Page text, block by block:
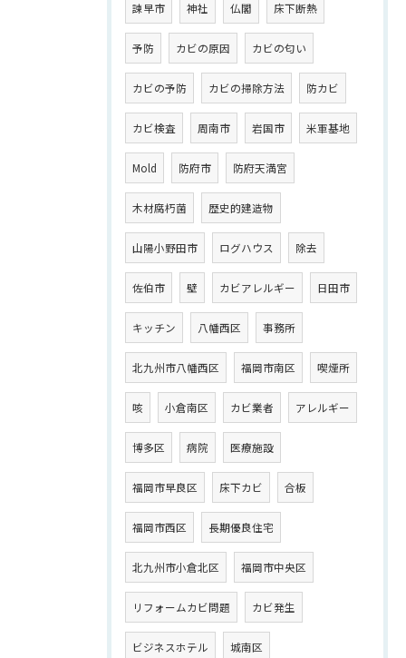
諫早市 神社 仏閣 床下断熱
予防 カビの原因 カビの匂い
カビの予防 カビの掃除方法 防カビ
カビ検査 周南市 岩国市 米軍基地
Mold 防府市 防府天満宮
木材腐朽菌 歴史的建造物
山陽小野田市 ログハウス 除去
佐伯市 壁 カビアレルギー 日田市
キッチン 八幡西区 事務所
北九州市八幡西区 福岡市南区 喫煙所
咳 小倉南区 カビ業者 アレルギー
博多区 病院 医療施設
福岡市早良区 床下カビ 合板
福岡市西区 長期優良住宅
北九州市小倉北区 福岡市中央区
リフォームカビ問題 カビ発生
ビジネスホテル 城南区